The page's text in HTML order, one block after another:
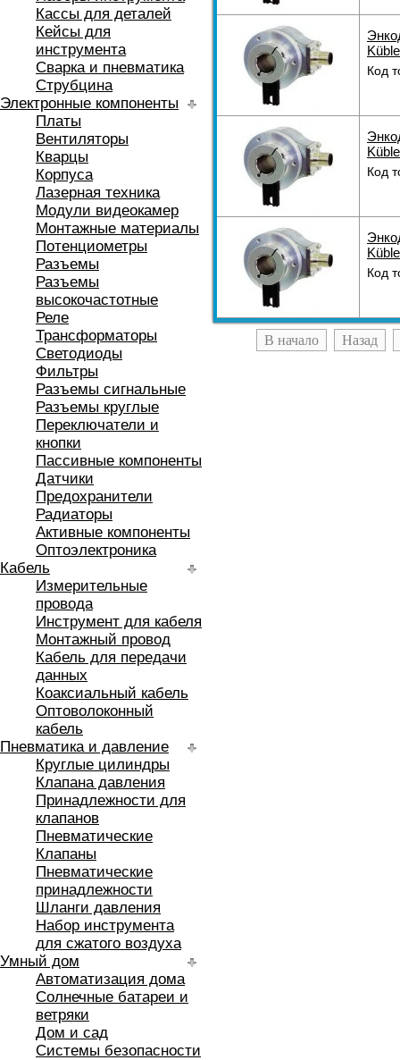
Кассы для деталей
Кейсы для
инструмента
Сварка и пневматика
Струбцина
Электронные компоненты
Платы
Вентиляторы
Кварцы
Корпуса
Лазерная техника
Модули видеокамер
Монтажные материалы
Потенциометры
Разъемы
Разъемы
высокочастотные
Реле
Трансформаторы
Светодиоды
Фильтры
Разъемы сигнальные
Разъемы круглые
Переключатели и
кнопки
Пассивные компоненты
Датчики
Предохранители
Радиаторы
Активные компоненты
Оптоэлектроника
Кабель
Измерительные
провода
Инструмент для кабеля
Монтажный провод
Кабель для передачи
данных
Коаксиальный кабель
Оптоволоконный
кабель
Пневматика и давление
Круглые цилиндры
Клапана давления
Принадлежности для
клапанов
Пневматические
Клапаны
Пневматические
принадлежности
Шланги давления
Набор инструмента
для сжатого воздуха
Умный дом
Автоматизация дома
Солнечные батареи и
ветряки
Дом и сад
Системы безопасности
Код
Код
Код
В начало Назад